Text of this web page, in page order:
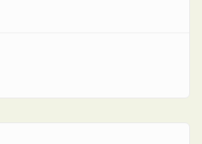
nacional de celdas y baterías de